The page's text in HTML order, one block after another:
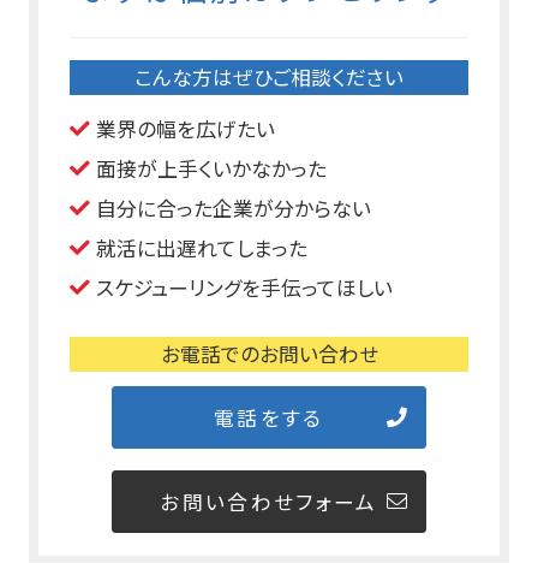
こんな方はぜひご相談ください
業界の幅を広げたい
面接が上手くいかなかった
自分に合った企業が分からない
就活に出遅れてしまった
スケジューリングを手伝ってほしい
お電話でのお問い合わせ
電話をする
お問い合わせフォーム